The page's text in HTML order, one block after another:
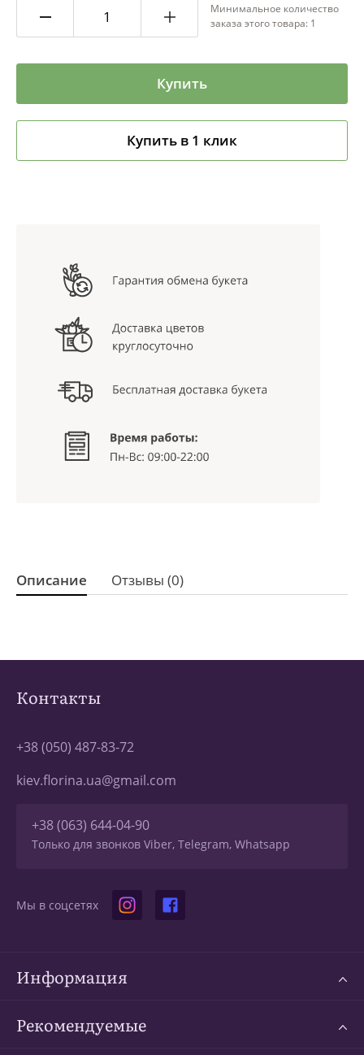
Минимальное количество
заказа этого товара: 1
Купить
Купить в 1 клик
Описание Отзывы (0)
Контакты
+38 (050) 487-83-72
kiev.florina.ua@gmail.com
+38 (063) 644-04-90
Только для звонков Viber, Telegram, Whatsapp
Мы в соцсетях
Информация
Рекомендуемые